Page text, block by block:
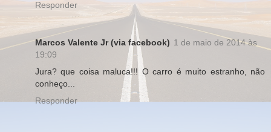
Responder
Marcos Valente Jr (via facebook) 1 de maio de 2014 às
19:09
Jura? que coisa maluca!!! O carro é muito estranho, não
conheço...
Responder